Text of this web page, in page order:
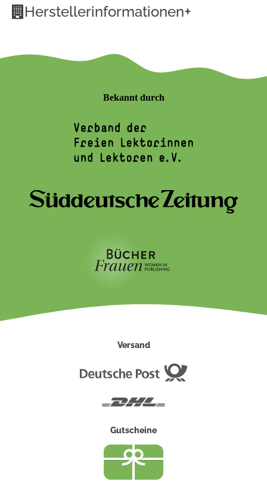
Herstellerinformationen+
Bekannt durch
Versand
Gutscheine